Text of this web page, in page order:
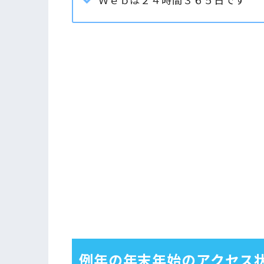
例年の年末年始のアクセス